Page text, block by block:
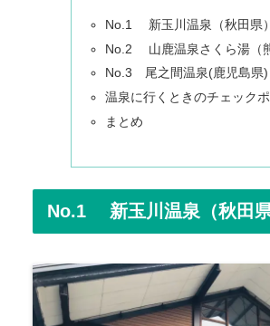
No.1 新玉川温泉（秋田県）
No.2 山鹿温泉さくら湯（
No.3 尾之間温泉(鹿児島県)
温泉に行くときのチェック
まとめ
No.1 新玉川温泉（秋田県